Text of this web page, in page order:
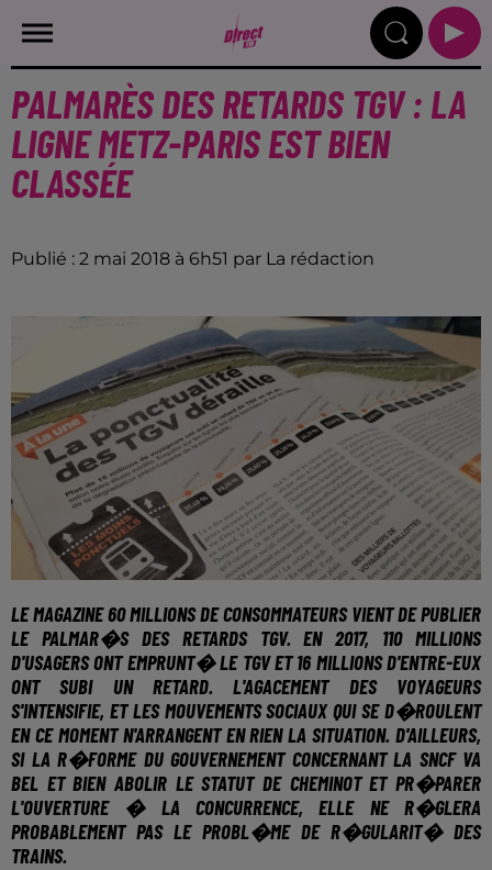
PALMARÈS DES RETARDS TGV : LA
LIGNE METZ-PARIS EST BIEN
CLASSÉE
Publié : 2 mai 2018 à 6h51 par La rédaction
LE MAGAZINE60 MILLIONS DECONSOMMATEURSVIENT DE PUBLIER
LE PALMAR�S DES RETARDS TGV. EN 2017, 110 MILLIONS
D'USAGERS ONT EMPRUNT� LE TGV ET 16 MILLIONS D'ENTRE-EUX
ONT SUBI UN RETARD. L'AGACEMENT DES VOYAGEURS
S'INTENSIFIE, ET LES MOUVEMENTS SOCIAUX QUI SE D�ROULENT
EN CE MOMENT N'ARRANGENT EN RIEN LA SITUATION. D'AILLEURS,
SI LA R�FORME DU GOUVERNEMENT CONCERNANT LA SNCF VA
BEL ET BIEN ABOLIR LE STATUT DE CHEMINOT ET PR�PARER
L'OUVERTURE � LA CONCURRENCE, ELLE NE R�GLERA
PROBABLEMENT PAS LE PROBL�ME DE R�GULARIT� DES
TRAINS.